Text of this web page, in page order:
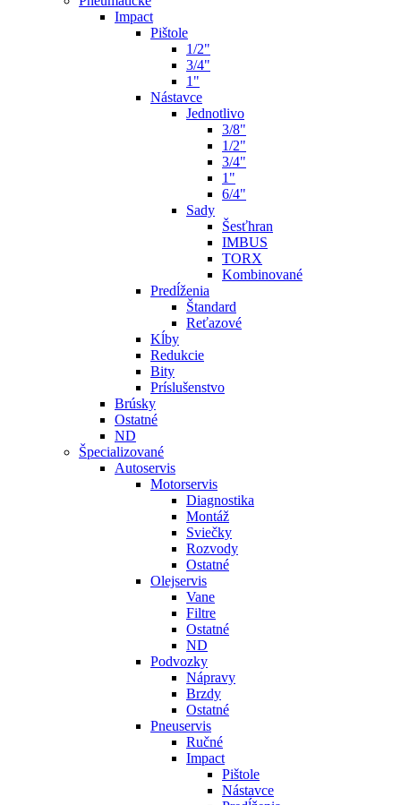
Impact
Pištole
1/2"
3/4"
1"
Nástavce
Jednotlivo
3/8"
1/2"
3/4"
1"
6/4"
Sady
Šesťhran
IMBUS
TORX
Kombinované
Predĺženia
Štandard
Reťazové
Kĺby
Redukcie
Bity
Príslušenstvo
Brúsky
Ostatné
ND
Špecializované
Autoservis
Motorservis
Diagnostika
Montáž
Sviečky
Rozvody
Ostatné
Olejservis
Vane
Filtre
Ostatné
ND
Podvozky
Nápravy
Brzdy
Ostatné
Pneuservis
Ručné
Impact
Pištole
Nástavce